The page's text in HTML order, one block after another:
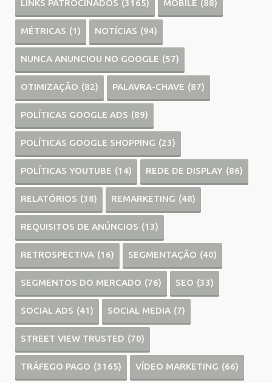
LINKS PATROCINADOS (3165) MOBILE (88)
MÉTRICAS (1) NOTÍCIAS (94)
NUNCA ANUNCIOU NO GOOGLE (57)
OTIMIZAÇÃO (82) PALAVRA-CHAVE (87)
POLÍTICAS GOOGLE ADS (89)
POLÍTICAS GOOGLE SHOPPING (23)
POLÍTICAS YOUTUBE (14) REDE DE DISPLAY (86)
RELATÓRIOS (38) REMARKETING (48)
REQUISITOS DE ANÚNCIOS (13)
RETROSPECTIVA (16) SEGMENTAÇÃO (40)
SEGMENTOS DO MERCADO (76) SEO (33)
SOCIAL ADS (41) SOCIAL MEDIA (7)
STREET VIEW TRUSTED (70)
TRÁFEGO PAGO (3165) VÍDEO MARKETING (66)